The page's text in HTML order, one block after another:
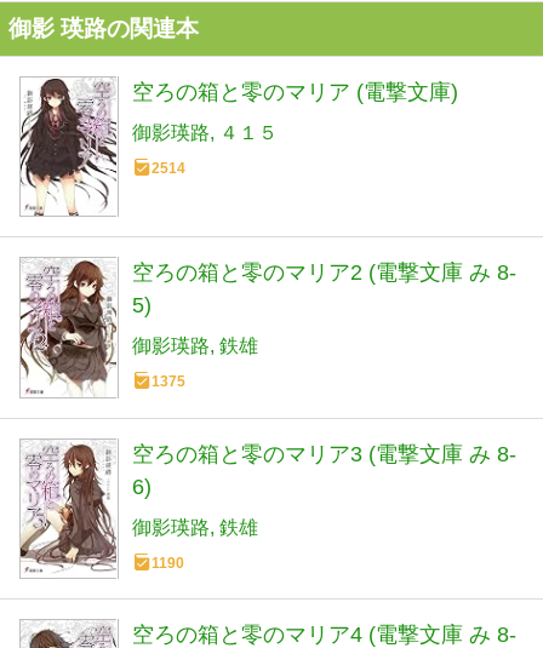
御影 瑛路の関連本
空ろの箱と零のマリア (電撃文庫)
御影瑛路 ４１５
2514
空ろの箱と零のマリア2 (電撃文庫 み 8-
5)
御影瑛路 鉄雄
1375
空ろの箱と零のマリア3 (電撃文庫 み 8-
6)
御影瑛路 鉄雄
1190
空ろの箱と零のマリア4 (電撃文庫 み 8-